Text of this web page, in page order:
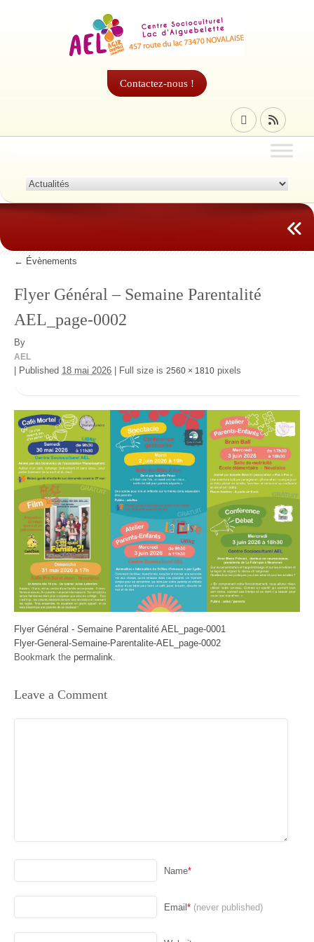
Contactez-nous !
← Évènements
Flyer Général – Semaine Parentalité
AEL_page-0002
By
AEL
Published 18 mai 2026 Full size is 2560 × 1810 pixels
Flyer Général - Semaine Parentalité AEL_page-0001
Flyer-General-Semaine-Parentalite-AEL_page-0002
Bookmark the permalink.
Leave a Comment
Name*
Email * (never published)